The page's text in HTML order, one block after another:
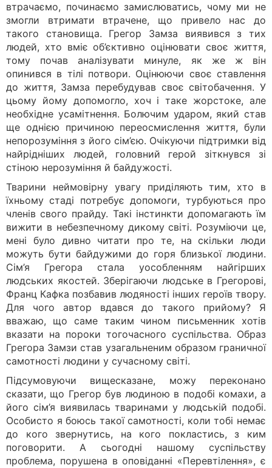
втрачаємо, починаємо замислюватись, чому ми не
змогли втримати втрачене, що привело нас до
такого становища. Грегор Замза виявився з тих
людей, хто вміє об’єктивно оцінювати своє життя,
тому почав аналізувати минуле, як же ж він
опинився в тілі потвори. Оцінюючи своє ставлення
до життя, Замза перебудував своє світобачення. У
цьому йому допомогло, хоч і таке жорстоке, але
необхідне усамітнення. Болючим ударом, який став
ще однією причиною переосмислення життя, були
непорозуміння з його сім’єю. Очікуючи підтримки від
найрідніших людей, головний герой зіткнувся зі
стіною нерозуміння й байдужості.
Тварини неймовірну увагу приділяють тим, хто в
їхньому стаді потребує допомоги, турбуються про
членів свого прайду. Такі інстинкти допомагають їм
вижити в небезпечному дикому світі. Розуміючи це,
мені було дивно читати про те, на скільки люди
можуть бути байдужими до горя близької людини.
Сім’я Грегора стала уособленням найгірших
людських якостей. Зберігаючи людське в Грегорові,
Франц Кафка позбавив людяності інших героїв твору.
Для чого автор вдався до такого прийому? Я
вважаю, що саме таким чином письменник хотів
вказати на пороки тогочасного суспільства. Образ
Грегора Замзи став узагальненим образом граничної
самотності людини у сучасному світі.
Підсумовуючи вищесказане, можу переконано
сказати, що Грегор був людиною в подобі комахи, а
його сім’я виявилась тваринами у людській подобі.
Особисто я боюсь такої самотності, коли тобі немає
до кого звернутись, на кого покластись, з ким
поговорити. А сьогодні нашому суспільству
проблема, порушена в оповіданні «Перевтілення», є